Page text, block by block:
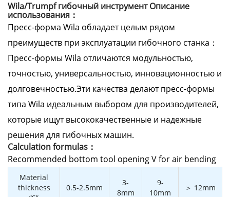
Wila/Trumpf гибочный инструмент Описание
использования：
Пресс-форма Wila обладает целым рядом
преимуществ при эксплуатации гибочного станка：
Пресс-формы Wila отличаются модульностью,
точностью, универсальностью, инновационностью и
долговечностью.Эти качества делают пресс-формы
типа Wila идеальным выбором для производителей,
которые ищут высококачественные и надежные
решения для гибочных машин.
Calculation formulas：
Recommended bottom tool opening V for air bending
Material
thickness
0.5-2.5mm
3-
8mm
9-
10mm
＞ 12mm